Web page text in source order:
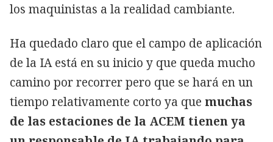
los maquinistas a la realidad cambiante.
Ha quedado claro que el campo de aplicación
de la IA está en su inicio y que queda mucho
camino por recorrer pero que se hará en un
tiempo relativamente corto ya que muchas
de las estaciones de la ACEM tienen ya